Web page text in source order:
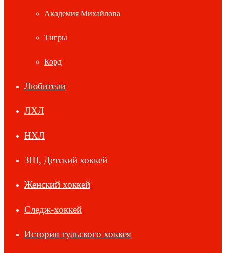
Академия Михайлова
Тигры
Корд
Любители
ЛХЛ
НХЛ
ЗШ, Детский хоккей
Женский хоккей
Следж-хоккей
История тульского хоккея